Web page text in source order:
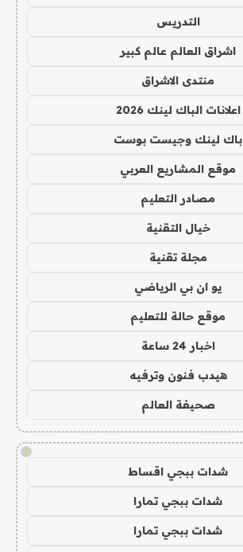
التدريس
اشراق العالم عالم كبير
منتدى الاشراق
اعلانات الباك لينك 2026
باك لينك وجيست بوست
موقع المشاريع العربي
مصادر التعليم
خيال التقنية
مجلة تقنية
يو ان بي الرياضي
موقع حالة للتعليم
اخبار 24 ساعة
هيدب فنون وترفيه
صحيفة العالم
!
شدات ببجي اقساط
شدات ببجي تمارا
شدات ببجي تمارا